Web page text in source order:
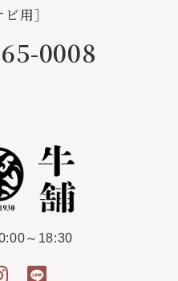
ビ用］
0008
～18:30